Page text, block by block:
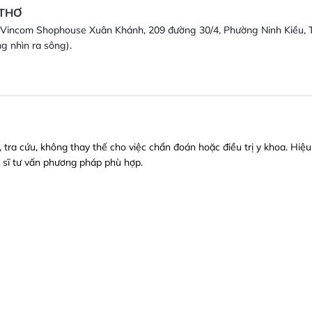
Shophouse Xuân Khánh, 209 đường 30/4, Phường Ninh Kiều,
nhìn ra sông).
cứu, không thay thế cho việc chẩn đoán hoặc điều trị y khoa.
tư vấn phương pháp phù hợp.